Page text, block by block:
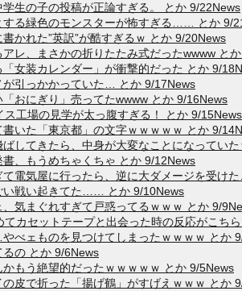
生の子の投稿が正論すぎる。 とか 9/22News
する緑色のモンスターが怖すぎる…… とか 9/
かれた”英訳”が酷すぎるｗ とか 9/20News
レ、まさかの折りたたみ式だったwwww と
女装カレンダー」が衝撃的だった とか 9/
が引っかかっていた… とか 9/17News
おにぎり」売ってたwwww とか 9/16News
ス工場の見学が太っ腹すぎる！ とか 9/15News
いた「東京都」の文字ｗｗｗｗｗ とか 9/
してきたら、中身が大変なことになってい
書、もうめちゃくちゃ とか 9/12News
て電気屋に行ったら、逆に大ダメージを受け
い戦い起きてた…… とか 9/10News
気まぐれすぎて戸惑ってるｗｗｗ とか 9/
てカセットテープと出会った時の反応がこち
べェものを見つけてしまったｗｗｗｗ とか
の とか 9/6News
もう絶望的だったｗｗｗｗｗ とか 9/5News
皮で折った「揚げ鶴」がすげえｗｗｗ とか